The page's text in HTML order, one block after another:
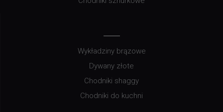
Wykładziny brązowe
Dywany złote
Chodniki shaggy
Chodniki do kuchni